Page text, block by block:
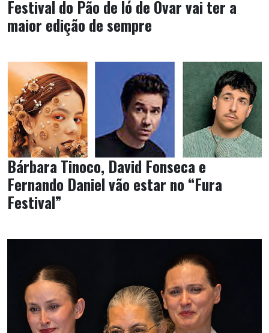
Festival do Pão de ló de Ovar vai ter a
maior edição de sempre
Bárbara Tinoco, David Fonseca e
Fernando Daniel vão estar no “Fura
Festival”